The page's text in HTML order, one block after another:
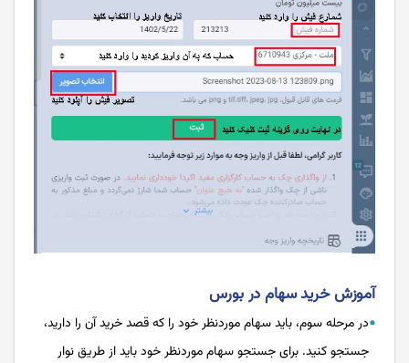
آموزش خرید سهام در بورس
در مرحله سوم، باید سهام موردنظر خود را که قصد خرید آن را دارید،
جستجو کنید. برای جستجو سهام موردنظر خود باید از طریق نوار